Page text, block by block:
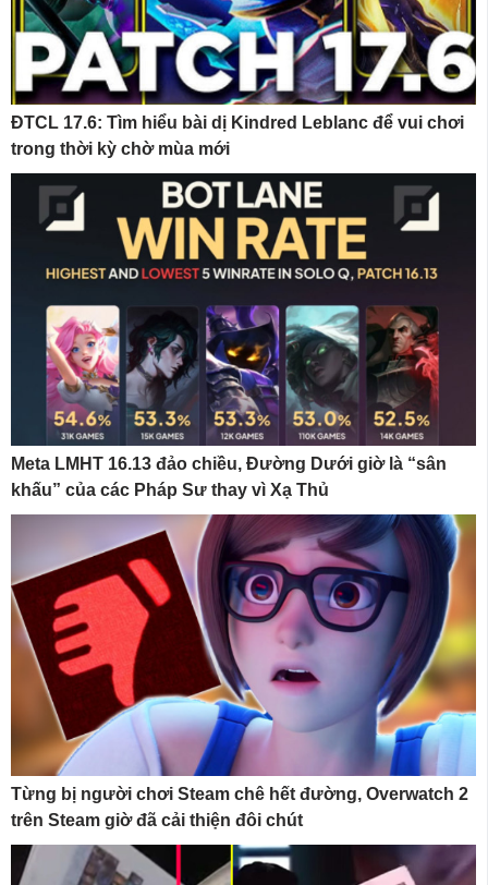
ĐTCL 17.6: Tìm hiểu bài dị Kindred Leblanc để vui chơi
trong thời kỳ chờ mùa mới
Meta LMHT 16.13 đảo chiều, Đường Dưới giờ là “sân
khấu” của các Pháp Sư thay vì Xạ Thủ
Từng bị người chơi Steam chê hết đường, Overwatch 2
trên Steam giờ đã cải thiện đôi chút